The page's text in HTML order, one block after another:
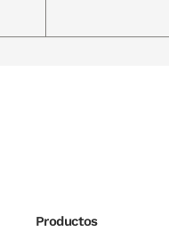
Productos